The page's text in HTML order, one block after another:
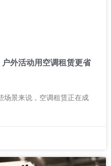
外活动用空调租赁更省
场景来说，空调租赁正在成